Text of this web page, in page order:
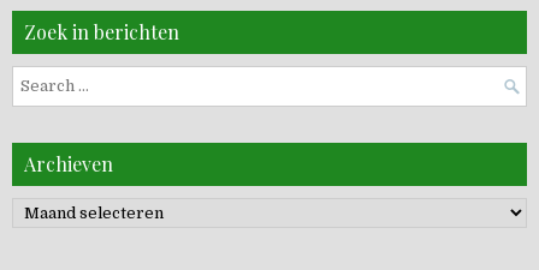
Zoek in berichten
Search
for:
Archieven
Archieven